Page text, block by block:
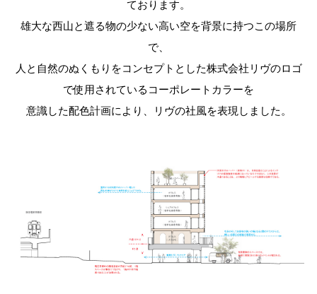
ております。
雄大な西山と遮る物の少ない高い空を背景に持つこの場所
で、
人と自然のぬくもりをコンセプトとした株式会社リヴのロゴ
で使用されているコーポレートカラーを
意識した配色計画により、リヴの社風を表現しました。